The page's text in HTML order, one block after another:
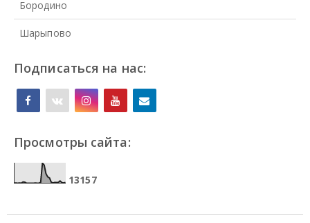
Бородино
Шарыпово
Подписаться на нас:
Просмотры сайта:
13157